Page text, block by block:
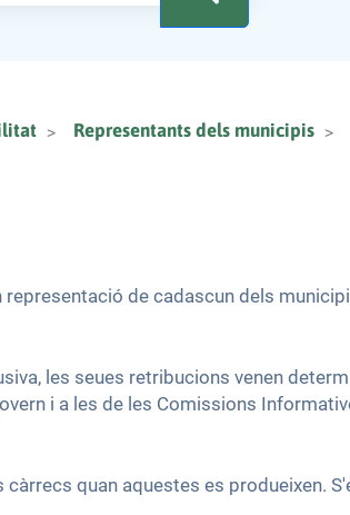
Representants dels municipis
de cadascun dels
les seues retribucions venen
i a les de les Comissions
quan aquestes es produeixen.